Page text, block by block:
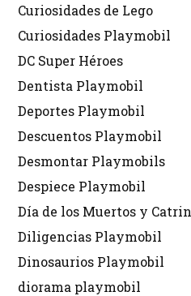
Curiosidades de Lego
Curiosidades Playmobil
DC Super Héroes
Dentista Playmobil
Deportes Playmobil
Descuentos Playmobil
Desmontar Playmobils
Despiece Playmobil
Día de los Muertos y
Diligencias Playmobil
Dinosaurios Playmobil
diorama playmobil